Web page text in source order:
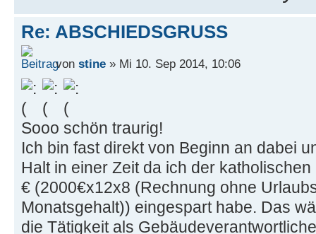
Re: ABSCHIEDSGRUSS
von stine » Mi 10. Sep 2014, 10:06
Sooo schön traurig!
Ich bin fast direkt von Beginn an dabei
Halt in einer Zeit da ich der
€ (2000€x12x8 (Rechnung ohne
Monatsgehalt)) eingespart habe. Das
die Tätigkeit als